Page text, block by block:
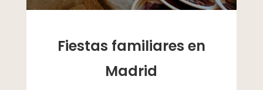
Fiestas familiares en
Madrid